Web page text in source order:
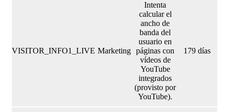
VISITOR_INFO1_LIVE Marketing
Intenta
calcular el
ancho de
banda del
usuario en
páginas con
vídeos de
YouTube
integrados
(provisto por
YouTube).
179 días